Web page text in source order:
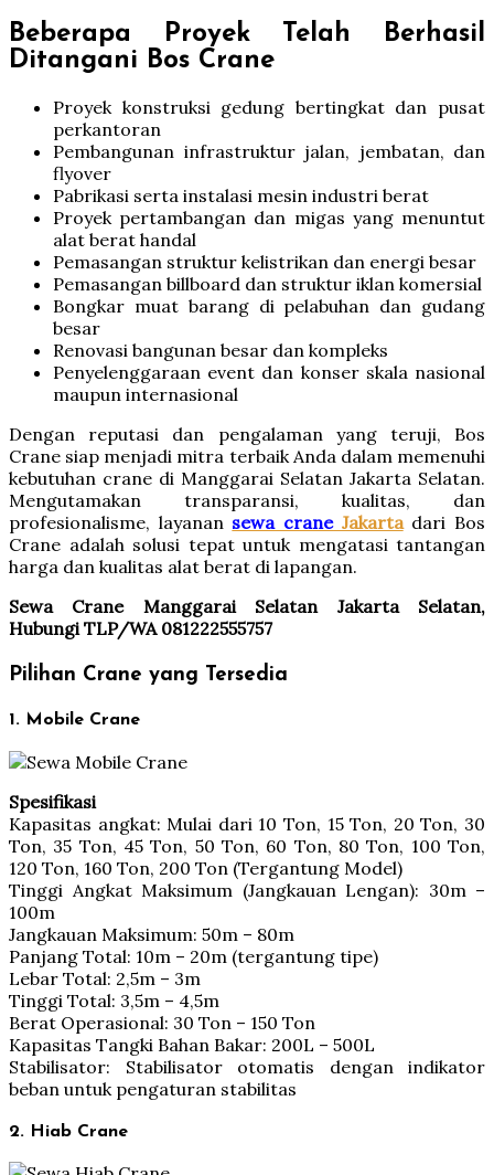
Beberapa Proyek Telah Berhasil
Ditangani Bos Crane
Proyek konstruksi gedung bertingkat dan pusat
perkantoran
Pembangunan infrastruktur jalan, jembatan, dan
flyover
Pabrikasi serta instalasi mesin industri berat
Proyek pertambangan dan migas yang menuntut
alat berat handal
Pemasangan struktur kelistrikan dan energi besar
Pemasangan billboard dan struktur iklan komersial
Bongkar muat barang di pelabuhan dan gudang
besar
Renovasi bangunan besar dan kompleks
Penyelenggaraan event dan konser skala nasional
maupun internasional
Dengan reputasi dan pengalaman yang teruji, Bos
Crane siap menjadi mitra terbaik Anda dalam memenuhi
kebutuhan crane di Manggarai Selatan Jakarta Selatan.
Mengutamakan transparansi, kualitas, dan
profesionalisme, layanan sewa craneJakartadari Bos
Crane adalah solusi tepat untuk mengatasi tantangan
harga dan kualitas alat berat di lapangan.
Sewa Crane Manggarai Selatan Jakarta Selatan,
Hubungi TLP/WA 081222555757
Pilihan Crane yang Tersedia
1. Mobile Crane
Spesifikasi
Kapasitas angkat: Mulai dari 10 Ton, 15 Ton, 20 Ton, 30
Ton, 35 Ton, 45 Ton, 50 Ton, 60 Ton, 80 Ton, 100 Ton,
120 Ton, 160 Ton, 200 Ton (Tergantung Model)
Tinggi Angkat Maksimum (Jangkauan Lengan): 30m –
100m
Jangkauan Maksimum: 50m – 80m
Panjang Total: 10m – 20m (tergantung tipe)
Lebar Total: 2,5m – 3m
Tinggi Total: 3,5m – 4,5m
Berat Operasional: 30 Ton – 150 Ton
Kapasitas Tangki Bahan Bakar: 200L – 500L
Stabilisator: Stabilisator otomatis dengan indikator
beban untuk pengaturan stabilitas
2. Hiab Crane